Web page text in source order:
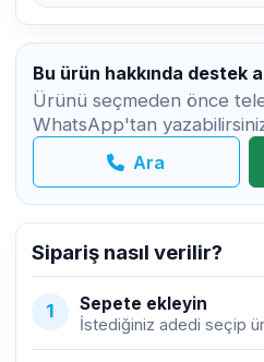
Bu ürün hakkında destek
Ürünü seçmeden önce
WhatsApp'tan
Ara
Sipariş nasıl verilir?
1 Sepete ekleyin
İstediğiniz adedi seçip